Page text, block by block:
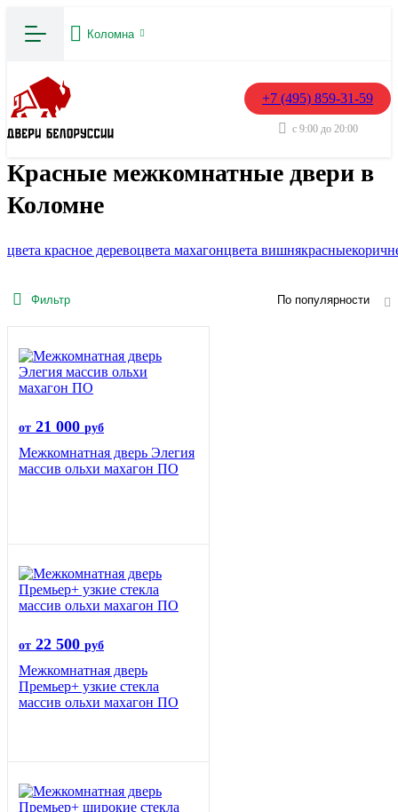
Коломна
+7 (495) 859-31-59
с 9:00 до 20:00
Красные межкомнатные двери в
Коломне
цвета красное деревоцвета махагонцвета вишнякрасные
Фильтр По популярности
от 21 000 руб
Межкомнатная дверь Элегия
массив ольхи махагон ПО
от 22 500 руб
Межкомнатная дверь
Премьер+ узкие стекла
массив ольхи махагон ПО